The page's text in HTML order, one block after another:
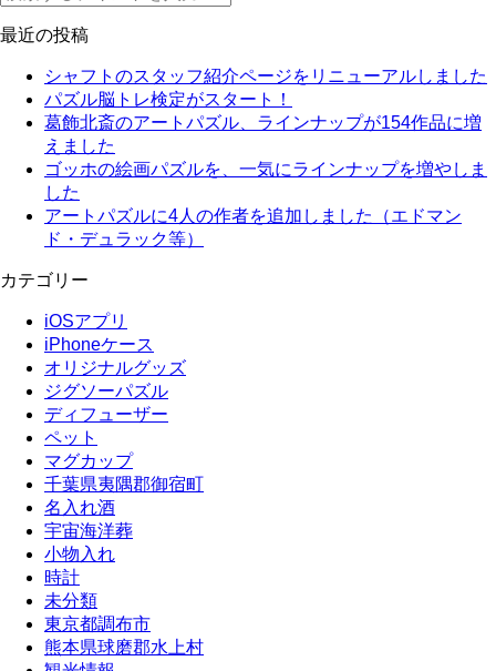
最近の投稿
シャフトのスタッフ紹介ページをリニューアルしました
パズル脳トレ検定がスタート！
葛飾北斎のアートパズル、ラインナップが154作品に増
えました
ゴッホの絵画パズルを、一気にラインナップを増やしま
した
アートパズルに4人の作者を追加しました（エドマン
ド・デュラック等）
カテゴリー
iOSアプリ
iPhoneケース
オリジナルグッズ
ジグソーパズル
ディフューザー
ペット
マグカップ
千葉県夷隅郡御宿町
名入れ酒
宇宙海洋葬
小物入れ
時計
未分類
東京都調布市
熊本県球磨郡水上村